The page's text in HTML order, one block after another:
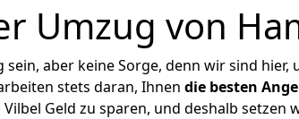
Umzug von
aber keine Sorge, denn wir sind hier,
stets daran, Ihnen die besten
Geld zu sparen, und deshalb setzen